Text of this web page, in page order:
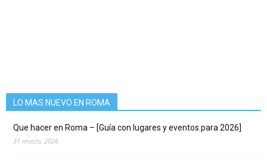
LO MAS NUEVO EN ROMA
Que hacer en Roma – [Guía con lugares y eventos para 2026]
31 marzo, 2026